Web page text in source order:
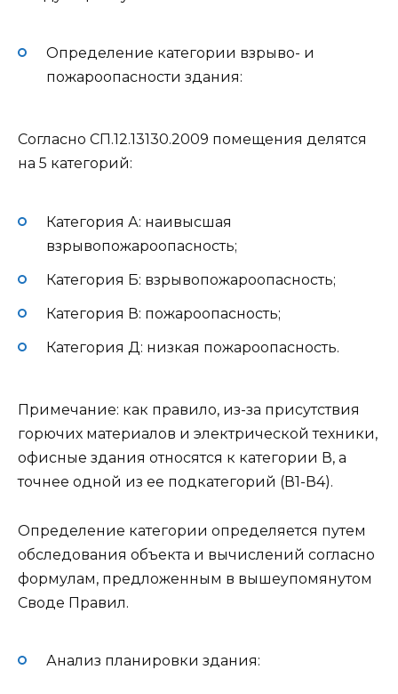
Определение категории взрыво- и
пожароопасности здания:
Согласно СП.12.13130.2009 помещения делятся
на 5 категорий:
Категория А: наивысшая
взрывопожароопасность;
Категория Б: взрывопожароопасность;
Категория В: пожароопасность;
Категория Д: низкая пожароопасность.
Примечание: как правило, из-за присутствия
горючих материалов и электрической техники,
офисные здания относятся к категории В, а
точнее одной из ее подкатегорий (В1-В4).
Определение категории определяется путем
обследования объекта и вычислений согласно
формулам, предложенным в вышеупомянутом
Своде Правил.
Анализ планировки здания: